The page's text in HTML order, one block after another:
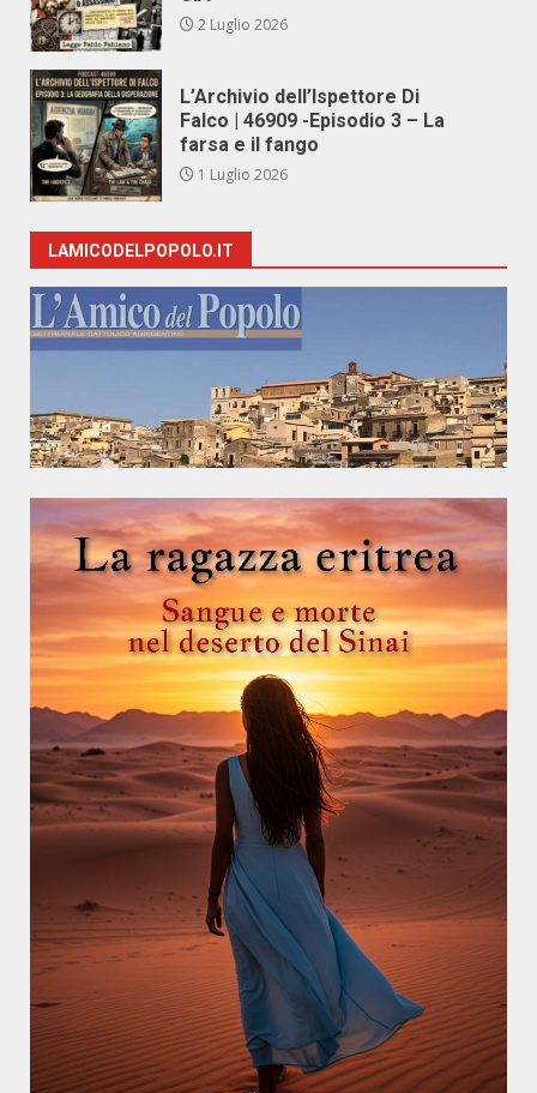
2 Luglio 2026
L’Archivio dell’Ispettore Di
Falco | 46909 -Episodio 3 – La
farsa e il fango
1 Luglio 2026
LAMICODELPOPOLO.IT